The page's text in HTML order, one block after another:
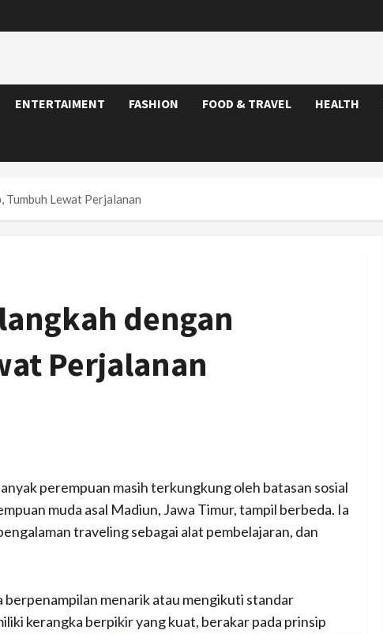
ENTERTAIMENT FASHION FOOD & TRAVEL HEALTH
Lewat Perjalanan
dengan
Perjalanan
perempuan masih terkungkung oleh batasan sosial
muda asal Madiun, Jawa Timur, tampil berbeda. Ia
traveling sebagai alat pembelajaran, dan
berpenampilan menarik atau mengikuti standar
kerangka berpikir yang kuat, berakar pada prinsip